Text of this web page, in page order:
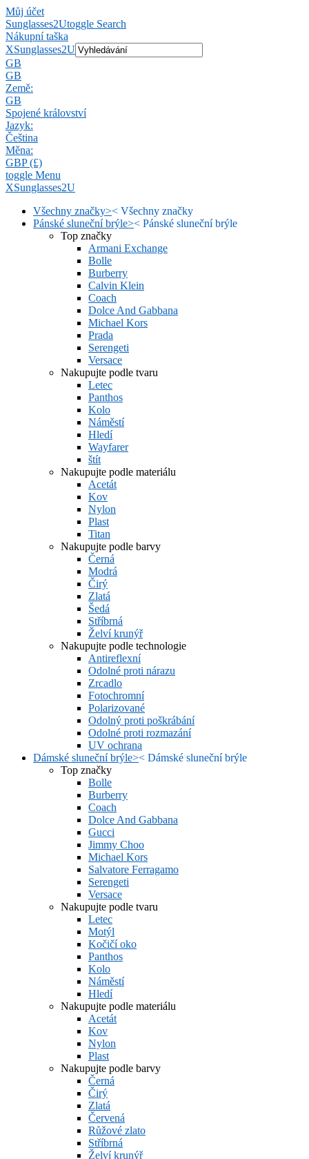
Můj účet
Sunglasses2Utoggle Search
Nákupní taška
XSunglasses2U
GB
GB
Země:
GB
Spojené království
Jazyk:
Čeština
Měna:
GBP (£)
toggle Menu
XSunglasses2U
Všechny značky>< Všechny značky
Pánské sluneční brýle>< Pánské sluneční brýle
Top značky
Armani Exchange
Bolle
Burberry
Calvin Klein
Coach
Dolce And Gabbana
Michael Kors
Prada
Serengeti
Versace
Nakupujte podle tvaru
Letec
Panthos
Kolo
Náměstí
Hledí
Wayfarer
štít
Nakupujte podle materiálu
Acetát
Kov
Nylon
Plast
Titan
Nakupujte podle barvy
Černá
Modrá
Čirý
Zlatá
Šedá
Stříbrná
Želví krunýř
Nakupujte podle technologie
Antireflexní
Odolné proti nárazu
Zrcadlo
Fotochromní
Polarizované
Odolný proti poškrábání
Odolné proti rozmazání
UV ochrana
Dámské sluneční brýle>< Dámské sluneční brýle
Top značky
Bolle
Burberry
Coach
Dolce And Gabbana
Gucci
Jimmy Choo
Michael Kors
Salvatore Ferragamo
Serengeti
Versace
Nakupujte podle tvaru
Letec
Motýl
Kočičí oko
Panthos
Kolo
Náměstí
Hledí
Nakupujte podle materiálu
Acetát
Kov
Nylon
Plast
Nakupujte podle barvy
Černá
Čirý
Zlatá
Červená
Růžové zlato
Stříbrná
Želví krunýř